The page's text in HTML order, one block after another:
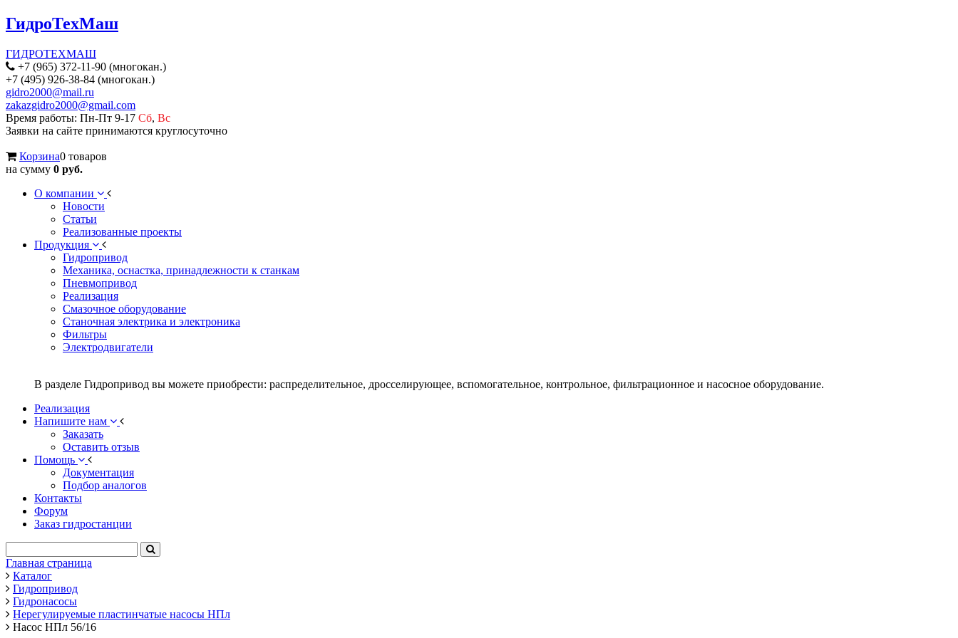
ГидроТехМаш
ГИДРОТЕХМАШ
+7 (965) 372-11-90 (многокан.)
+7 (495) 926-38-84 (многокан.)
gidro2000@mail.ru
zakazgidro2000@gmail.com
Время работы: Пн-Пт 9-17 Сб, Вс
Заявки на сайте принимаются круглосуточно
Корзина0 товаров
на сумму 0 руб.
О компании
Новости
Статьи
Реализованные проекты
Продукция
Гидропривод
Механика, оснастка, принадлежности к станкам
Пневмопривод
Реализация
Смазочное оборудование
Станочная электрика и электроника
Фильтры
Электродвигатели
В разделе Гидропривод вы можете приобрести: распределительное, дросселирующее, вспомогательное, контрольное, фильтрационное и насосное оборудование.
Реализация
Напишите нам
Заказать
Оставить отзыв
Помощь
Документация
Подбор аналогов
Контакты
Форум
Заказ гидростанции
Главная страница
Каталог
Гидропривод
Гидронасосы
Нерегулируемые пластинчатые насосы НПл
Насос НПл 56/16